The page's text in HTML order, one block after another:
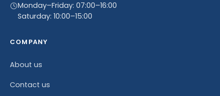
Monday–Friday: 07:00–16:00
Saturday: 10:00–15:00
COMPANY
About us
Contact us